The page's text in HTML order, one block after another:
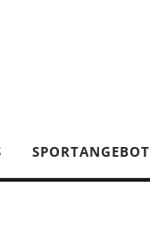
SPORTANGEBOT